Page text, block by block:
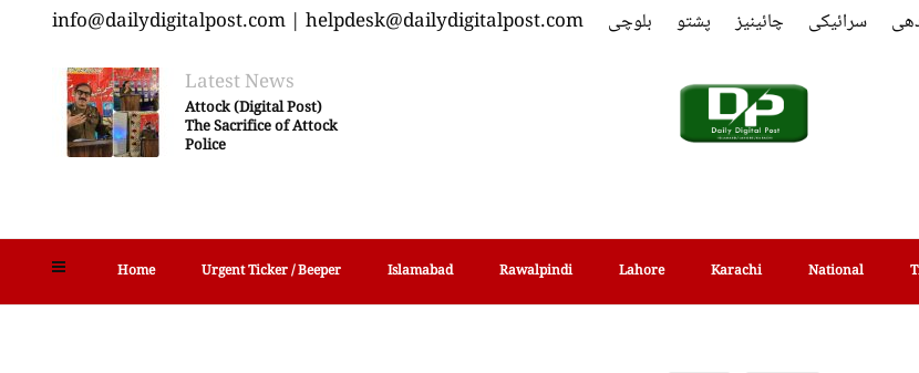
Home Urgent Ticker / Beeper Islamabad Rawalpindi Lahore Karachi National
Latest News
Attock (Digital Post)
The Sacrifice of Attock
Police
info@dailydigitalpost.com | helpdesk@dailydigitalpost.com بلوچی پشتو چائینیز سرائیکی